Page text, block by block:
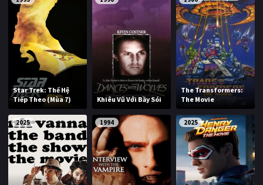
Star Trek: Thế Hệ
Tiếp Theo (Mùa 7)
Khiêu Vũ Với Bầy Sói
The Transformers:
The Movie
2025 1994 2025